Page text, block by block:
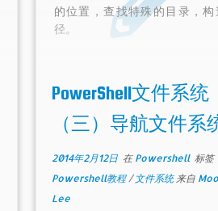
的位置，查找特殊的目录，构
径。
PowerShell文件系统
（三）导航文件系
2014年2月12日在 Powershell 标签
Powershell教程/ 文件系统 来自
Lee